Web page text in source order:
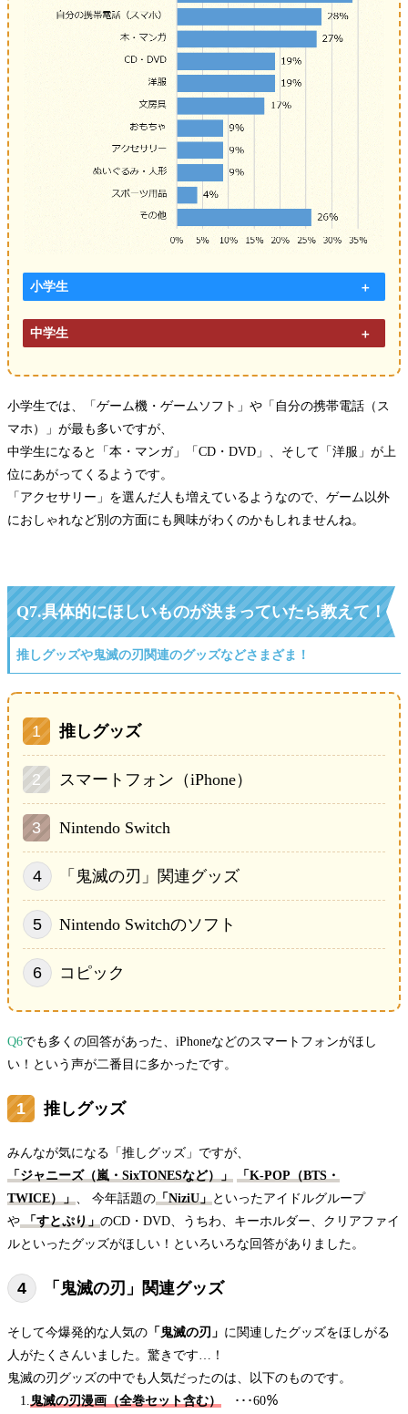
小学生
中学生
小学生では、「ゲーム機・ゲームソフト」や「自分の携帯電話（ス
マホ）」が最も多いですが、
中学生になると「本・マンガ」「CD・DVD」、そして「洋服」が上
位にあがってくるようです。
「アクセサリー」を選んだ人も増えているようなので、ゲーム以外
におしゃれなど別の方面にも興味がわくのかもしれませんね。
Q7.具体的にほしいものが決まっていたら教えて！
推しグッズや鬼滅の刃関連のグッズなどさまざま！
推しグッズ
スマートフォン（iPhone）
Nintendo Switch
「鬼滅の刃」関連グッズ
Nintendo Switchのソフト
コピック
Q6でも多くの回答があった、iPhoneなどのスマートフォンがほし
い！という声が二番目に多かったです。
推しグッズ
みんなが気になる「推しグッズ」ですが、
「ジャニーズ（嵐・SixTONESなど）」 「K-POP（BTS・
TWICE）」、 今年話題の「NiziU」といったアイドルグループ
や 「すとぷり」のCD・DVD、うちわ、キーホルダー、クリアファイ
ルといったグッズがほしい！といろいろな回答がありました。
「鬼滅の刃」関連グッズ
そして今爆発的な人気の 「鬼滅の刃」 に関連したグッズをほしがる
人がたくさんいました。驚きです…！
鬼滅の刃グッズの中でも人気だったのは、以下のものです。
1.鬼滅の刃漫画（全巻セット含む） ･･･60％